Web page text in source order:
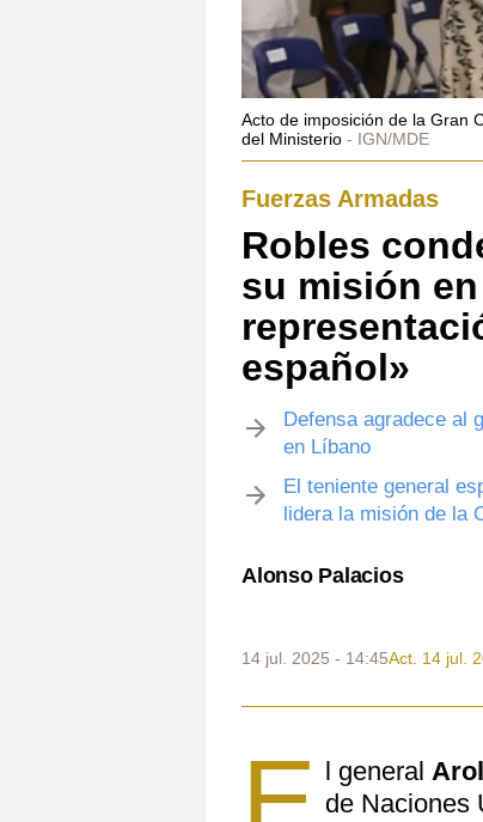
Acto de imposición de la Gran
del Ministerio
IGN/MDE
Fuerzas Armadas
Robles
su misión
español»
Defensa agradece al
en Líbano
El teniente general
lidera la misión de la
Alonso Palacios
14 jul. 2025 - 14:45Act. 14 jul.
l general
de Naciones